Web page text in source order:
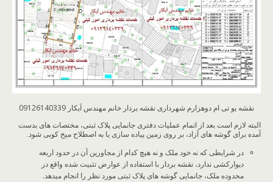
نقشه یو تی ام دوهزارم شهرداری نقشه بردار خانم مهندس آبکار 09126140339
البته لازم است بعد از اتمام عملیات دفتری جانمایی پلاک ثبتی، مختصات های بدست
آمده برای گوشه های آزاد، بر روی زمین پیاده سازی یا به اصطلاح میخ کوبی شود.
در شرایطی که نه خود ملک و نه هیچ کدام از مجاورین آن در حدود اربعه
دیوارکشی ندارد، نقشه بردار با استفاده از عوارض تثبیت شده واقع در
محدوده ملک، جانمایی گوشه های پلاک ثبتی مورد نظر را انجام میدهد.